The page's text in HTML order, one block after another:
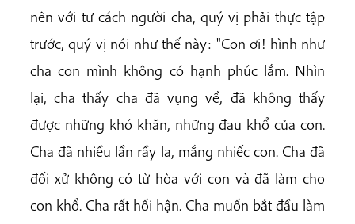
nên với tư cách người cha, quý vị phải thực tập
trước, quý vị nói như thế này: "Con ơi! hình như
cha con mình không có hạnh phúc lắm. Nhìn
lại, cha thấy cha đã vụng về, đã không thấy
được những khó khăn, những đau khổ của con.
Cha đã nhiều lần rầy la, mắng nhiếc con. Cha đã
đối xử không có từ hòa với con và đã làm cho
con khổ. Cha rất hối hận. Cha muốn bắt đầu làm